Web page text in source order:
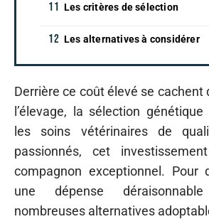
Les critères de sélection
Les alternatives à considérer
Derrière ce coût élevé se cachent
l’élevage, la sélection
les soins vétérinaires de
passionnés, cet
compagnon exceptionnel. Pour
une dépense
nombreuses alternatives